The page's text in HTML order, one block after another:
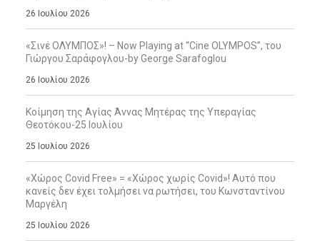
26 Ιουλίου 2026
«Σινέ ΟΛΥΜΠΟΣ»! – Now Playing at “Cine OLYMPOS”, του
Γιώργου Σαράφογλου-by George Sarafoglou
26 Ιουλίου 2026
Κοίμηση της Αγίας Άννας Μητέρας της Υπεραγίας
Θεοτόκου-25 Ιουλίου
25 Ιουλίου 2026
«Χώρος Covid Free» = «Χώρος χωρίς Covid»! Αυτό που
κανείς δεν έχει τολμήσει να ρωτήσει, του Κωνσταντίνου
Μαργέλη
25 Ιουλίου 2026